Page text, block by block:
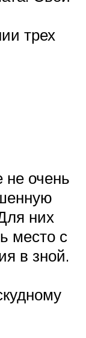
трех
не очень
них
место с
в зной.